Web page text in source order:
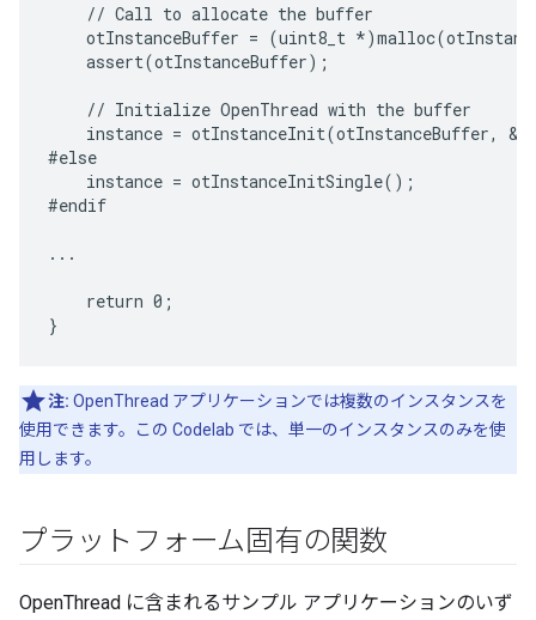
    // Call to allocate the buffer
otInstanceBuffer = (uint8_t
    assert(otInstanceBuffer);
    // Initialize OpenThread with the buffer
instance = otInstanceInit(otInstanceBuffer,
#else
    instance = otInstanceInitSingle();
#endif
...
    return 0;
注: OpenThread アプリケーションでは複数のインスタンスを
使用できます。この Codelab では、単一のインスタンスのみを使
用します。
プラットフォーム固有の関数
OpenThread に含まれるサンプル アプリケーションのいず